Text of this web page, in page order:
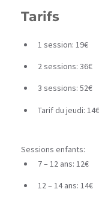
Tarifs
1 session: 19€
2 sessions: 36€
3 sessions: 52€
Tarif du jeudi:
Sessions enfants:
7 – 12 ans: 12€
12 – 14 ans: 14€